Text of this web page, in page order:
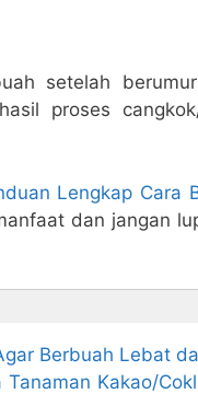
setelah
proses
Lengkap Cara
dan jangan
Berbuah Lebat
Kakao/